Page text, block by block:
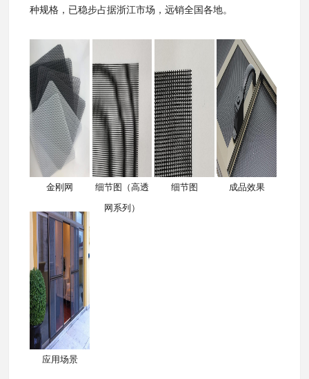
种规格，已稳步占据浙江市场，远销全国各地。
金刚网
细节图（高透
网系列）
细节图 成品效果
应用场景